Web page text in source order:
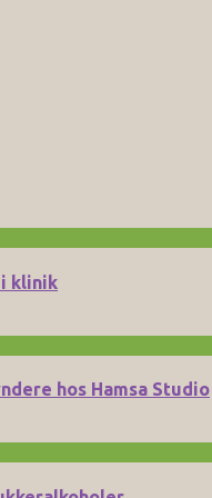
klinik
hos Hamsa Studio